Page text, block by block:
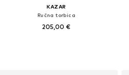
KAZAR
Ručna torbica
205,00 €